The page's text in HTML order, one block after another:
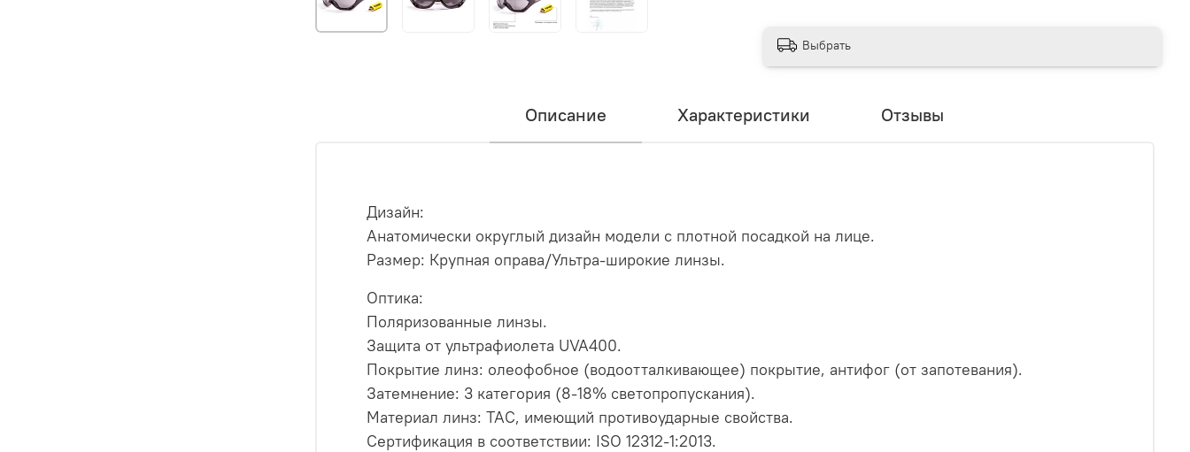
Выбрать
Описание Характеристики Отзывы
Дизайн:
Анатомически округлый дизайн модели с плотной посадкой на лице.
Размер: Крупная оправа/Ультра-широкие линзы.
Оптика:
Поляризованные линзы.
Защита от ультрафиолета UVA400.
Покрытие линз: олеофобное (водоотталкивающее) покрытие, антифог (от запотевания).
Затемнение: 3 категория (8-18% светопропускания).
Материал линз: TAC, имеющий противоударные свойства.
Сертификация в соответствии: ISO 12312-1:2013.